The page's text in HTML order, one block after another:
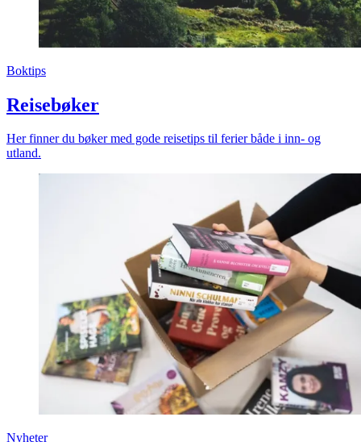
Boktips
Reisebøker
Her finner du bøker med gode reisetips til ferier både i inn- og
utland.
Nyheter